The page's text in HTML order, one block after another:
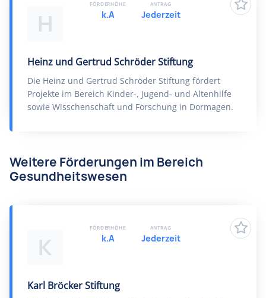
H
Heinz und Gertrud Schröder Stiftung
Die Heinz und Gertrud Schröder Stiftung fördert
Projekte im Bereich Kinder-, Jugend- und Altenhilfe
sowie Wisschenschaft und Forschung in Dormagen.
FÖRDERHÖHE
k.A
ANTRAG
Jederzeit
Weitere Förderungen im Bereich
Gesundheitswesen
K
Karl Bröcker Stiftung
FÖRDERHÖHE
k.A
ANTRAG
Jederzeit